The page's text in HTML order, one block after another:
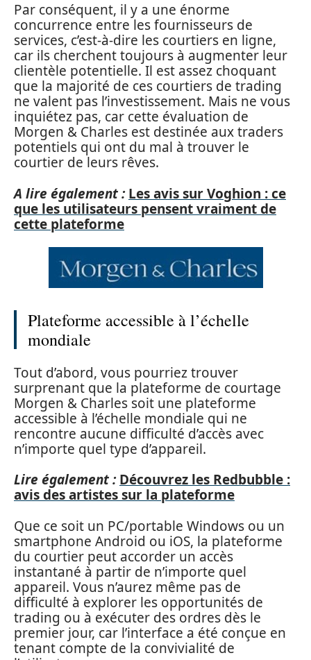
Par conséquent, il y a une énorme
concurrence entre les fournisseurs de
services, c’est-à-dire les courtiers en ligne,
car ils cherchent toujours à augmenter leur
clientèle potentielle. Il est assez choquant
que la majorité de ces courtiers de trading
ne valent pas l’investissement. Mais ne vous
inquiétez pas, car cette évaluation de
Morgen & Charles est destinée aux traders
potentiels qui ont du mal à trouver le
courtier de leurs rêves.
A lire également : Les avis sur Voghion : ce
que les utilisateurs pensent vraiment de
cette plateforme
Plateforme accessible à l’échelle
mondiale
Tout d’abord, vous pourriez trouver
surprenant que la plateforme de courtage
Morgen & Charles soit une plateforme
accessible à l’échelle mondiale qui ne
rencontre aucune difficulté d’accès avec
n’importe quel type d’appareil.
Lire également : Découvrez les Redbubble :
avis des artistes sur la plateforme
Que ce soit un PC/portable Windows ou un
smartphone Android ou iOS, la plateforme
du courtier peut accorder un accès
instantané à partir de n’importe quel
appareil. Vous n’aurez même pas de
difficulté à explorer les opportunités de
trading ou à exécuter des ordres dès le
premier jour, car l’interface a été conçue en
tenant compte de la convivialité de